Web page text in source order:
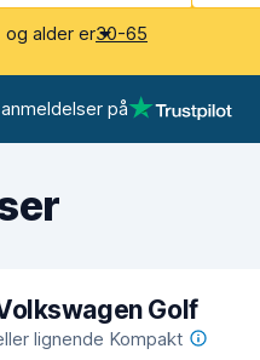
og alder er30-65
på
Golf
lignende Kompakt